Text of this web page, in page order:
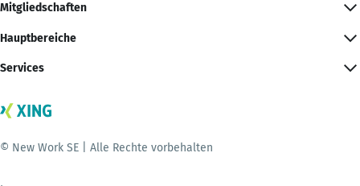
Mitgliedschaften
Hauptbereiche
Services
© New Work SE | Alle Rechte vorbehalten